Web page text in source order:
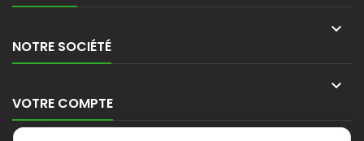
NOTRE SOCIÉTÉ

VOTRE COMPTE
